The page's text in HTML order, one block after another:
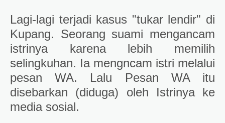
Lagi-lagi terjadi kasus "tukar lendir" di
Kupang. Seorang suami mengancam
istrinya karena lebih memilih
selingkuhan. Ia mengncam istri melalui
pesan WA. Lalu Pesan WA itu
disebarkan (diduga) oleh Istrinya ke
media sosial.